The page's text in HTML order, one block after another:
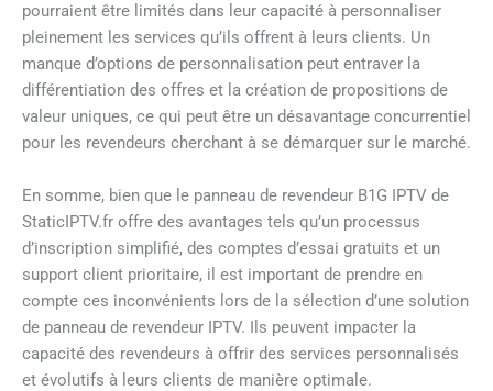
pourraient être limités dans leur capacité à personnaliser
pleinement les services qu’ils offrent à leurs clients. Un
manque d’options de personnalisation peut entraver la
différentiation des offres et la création de propositions de
valeur uniques, ce qui peut être un désavantage concurrentiel
pour les revendeurs cherchant à se démarquer sur le marché.
En somme, bien que le panneau de revendeur B1G IPTV de
StaticIPTV.fr offre des avantages tels qu’un processus
d’inscription simplifié, des comptes d’essai gratuits et un
support client prioritaire, il est important de prendre en
compte ces inconvénients lors de la sélection d’une solution
de panneau de revendeur IPTV. Ils peuvent impacter la
capacité des revendeurs à offrir des services personnalisés
et évolutifs à leurs clients de manière optimale.